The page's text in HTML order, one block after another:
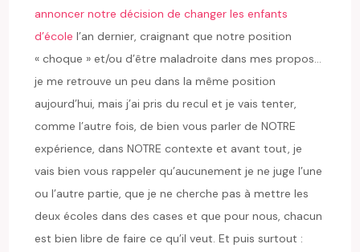
annoncer notre décision de changer les enfants
d’école l’an dernier, craignant que notre position
« choque » et/ou d’être maladroite dans mes propos…
je me retrouve un peu dans la même position
aujourd’hui, mais j’ai pris du recul et je vais tenter,
comme l’autre fois, de bien vous parler de NOTRE
expérience, dans NOTRE contexte et avant tout, je
vais bien vous rappeler qu’aucunement je ne juge l’une
ou l’autre partie, que je ne cherche pas à mettre les
deux écoles dans des cases et que pour nous, chacun
est bien libre de faire ce qu’il veut. Et puis surtout :